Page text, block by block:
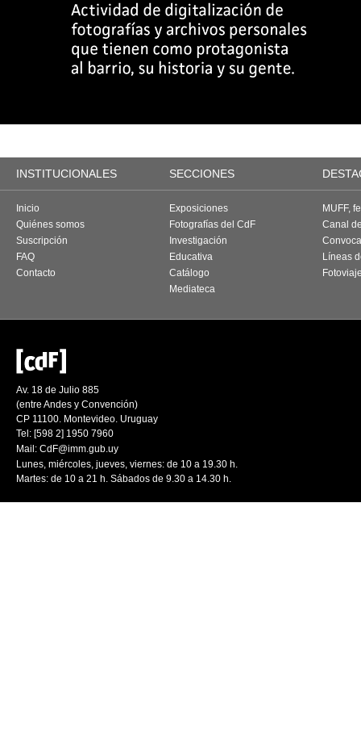
INSTITUCIONALES SECCIONES
Inicio
Quiénes somos
Suscripción
FAQ
Contacto
Exposiciones
Fotografías del CdF
Investigación
Educativa
Catálogo
Mediateca
MUFF,
Canal
Líneas
Av. 18 de Julio 885
(entre Andes y Convención)
CP 11100. Montevideo. Uruguay
Tel: [598 2] 1950 7960
Mail: CdF@imm.gub.uy
Lunes, miércoles, jueves, viernes: de 10 a 19.30 h.
Martes: de 10 a 21 h. Sábados de 9.30 a 14.30 h.